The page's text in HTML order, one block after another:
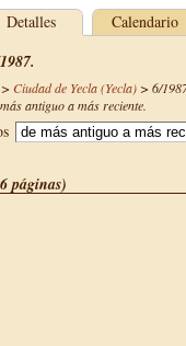
Detalles Calendario
> Ciudad de Yecla (Yecla)> 6/
antiguo a más reciente.
páginas)